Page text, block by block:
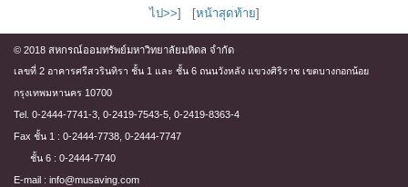
ไป>>] [หน้าสุดท้าย]
© 2018 สหกรณ์ออมทรัพย์มหาวิทยาลัยมหิดล จำกัด
เลขที่ 2 อาคารศรีสวรินทิรา ชั้น 1 และ ชั้น 6 ถนนวังหลัง แขวงศิริราช เขตบางกอกน้อย
กรุงเทพมหานคร 10700
Tel. 0-2444-7741-3, 0-2419-7543-5, 0-2419-8363-4
Fax ชั้น 1 : 0-2444-7738, 0-2444-7747
ชั้น 6 : 0-2444-7740
E-mail : info@musaving.com